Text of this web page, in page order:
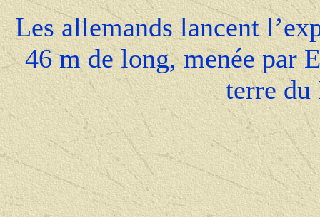
Les allemands lancent
46 m de long, menée par
terre